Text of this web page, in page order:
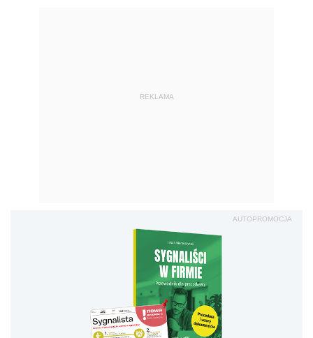
REKLAMA
AUTOPROMOCJA